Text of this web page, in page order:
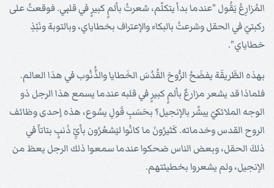
المُزارِعُ يَقُول "عندما بدأ يتكلّم، شعرتُ بألمٍ كبيرٍ في قلبي. فوقعتُ على
ركبتيّ في الحقل وشرعتُ بالبكاء والإعتراف بخطاياي، وبالتوبة ونَبْذِ
خطاياي".
بهذه الطَّريقَة يفضَحُ الرُّوحَ القُدُسَ الخَطايا والذُّنُوب في هذا العالم.
فلماذا قد يشعر مزارعٌ بألمٍ كبيرٍ في قلبه عندما يسمع هذا الرجل ذو
الوجه الملائكيّ يبشّر بالإنجيل؟ بحَسَبِ قَولِ يسُوع، هذه إحدى وظائف
الروح القدس وخدماته. كَثيرُونَ ما كانُوا ليَشعُرُون بأيِّ ذَنبٍ بتاتاً في
ذلكَ الحقل، وبعض الناس ضحكوا عندما سمعوا ذلك الرجل يعظ من
الإنجيل، ولم يشعروا بخطيئتهم.